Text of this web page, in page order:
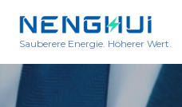
Sauberere Energie. Höherer Wert.